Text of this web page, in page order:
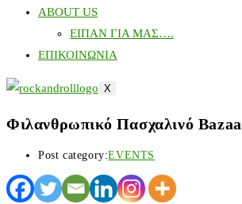
ABOUT US
ΕΙΠΑΝ ΓΙΑ ΜΑΣ….
ΕΠΙΚΟΙΝΩΝΙΑ
X
Φιλανθρωπικό Πασχαλινό
Post category:EVENTS